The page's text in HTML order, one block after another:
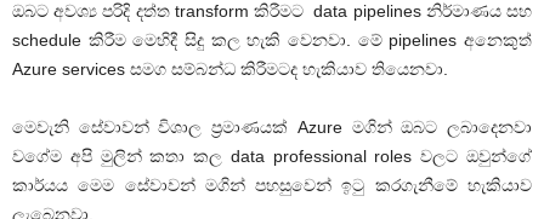
ඔබට අවශ්‍ය පරිදි දත්ත transform කිරීමට data pipelines නිර්මාණය සහ
schedule කිරීම මෙහිදී සිදු කල හැකි වෙනවා. මේ pipelines අනෙකුත්
Azure services සමග සම්බන්ධ කිරීමටද හැකියාව තියෙනවා.
මෙවැනි සේවාවන් විශාල ප්‍රමාණයක් Azure මගින් ඔබට ලබාදෙනවා
වගේම අපි මුලින් කතා කල data professional roles වලට ඔවුන්ගේ
කාර්යය මෙම සේවාවන් මගින් පහසුවෙන් ඉටු කරගැනීමේ හැකියාව
ලැබෙනවා.